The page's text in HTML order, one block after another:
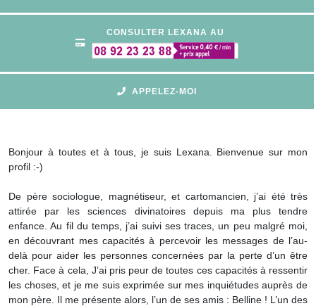
CONSULTER LEXANA AU
APPELEZ-MOI
Bonjour à toutes et à tous, je suis Lexana. Bienvenue sur mon
profil :-)
De père sociologue, magnétiseur, et cartomancien, j’ai été très
attirée par les sciences divinatoires depuis ma plus tendre
enfance. Au fil du temps, j’ai suivi ses traces, un peu malgré moi,
en découvrant mes capacités à percevoir les messages de l’au-
delà pour aider les personnes concernées par la perte d’un être
cher. Face à cela, J’ai pris peur de toutes ces capacités à ressentir
les choses, et je me suis exprimée sur mes inquiétudes auprès de
mon père. Il me présente alors, l’un de ses amis : Belline ! L’un des